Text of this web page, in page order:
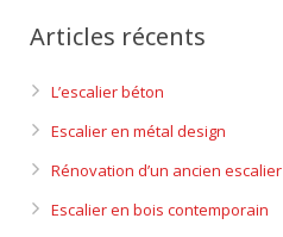
Articles récents
L’escalier béton
Escalier en métal design
Rénovation d’un ancien escalier
Escalier en bois contemporain